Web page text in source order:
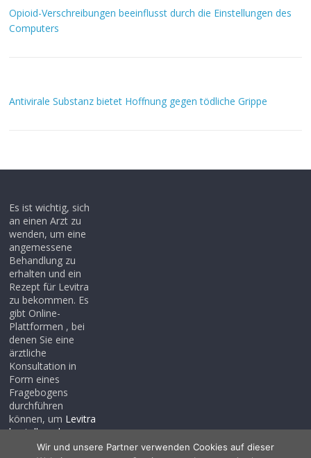
Opioid-Verschreibungen beeinflusst durch die Einstellungen des
Computers
Antivirale Substanz bietet Hoffnung gegen tödliche Grippe
Es ist wichtig, sich
an einen Arzt zu
wenden, um eine
angemessene
Behandlung zu
erhalten und ein
Rezept für Levitra
zu bekommen. Es
gibt Online-
Plattformen , bei
denen Sie eine
ärztliche
Konsultation in
Form eines
Fragebogens
durchführen
können, um Levitra
bestellen ohne
rezept, auch wenn
Wir und unsere Partner verwenden Cookies auf dieser